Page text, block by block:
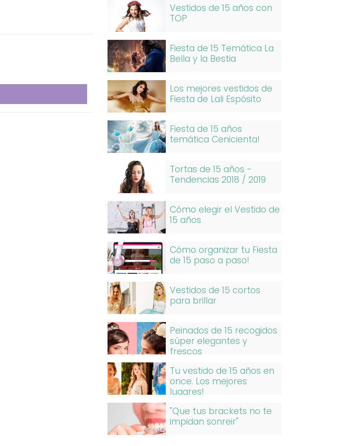
Vestidos de 15 años con
TOP
Fiesta de 15 Temática La
Bella y la Bestia
Los mejores vestidos de
Fiesta de Lali Espósito
Fiesta de 15 años
temática Cenicienta!
Tortas de 15 años -
Tendencias 2018 / 2019
Cómo elegir el Vestido de
15 años
Cómo organizar tu Fiesta
de 15 paso a paso!
Vestidos de 15 cortos
para brillar
Peinados de 15 recogidos
súper elegantes y
frescos
Tu vestido de 15 años en
once. Los mejores
lugares!
"Que tus brackets no te
impidan sonreir"